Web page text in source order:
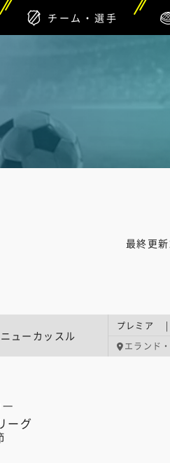
チーム・選手
最終更新
ニューカッスル
プレミア
エランド
ーグ